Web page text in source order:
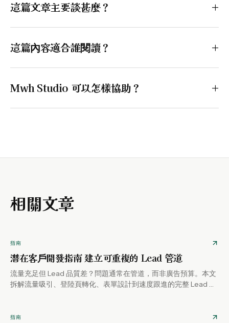
這篇文章主要談甚麼？ +
這篇內容適合誰閱讀？ +
Mwh Studio 可以怎樣協助？ +
相關文章
指南
潛在客戶開發指南 建立可重複的 Lead 管道
流量充足但 Lead 品質差？問題通常在管道，而非廣告預算。本文
拆解流量吸引、登陸頁轉化、表單設計到速度跟進的完整 Lead 生
指南